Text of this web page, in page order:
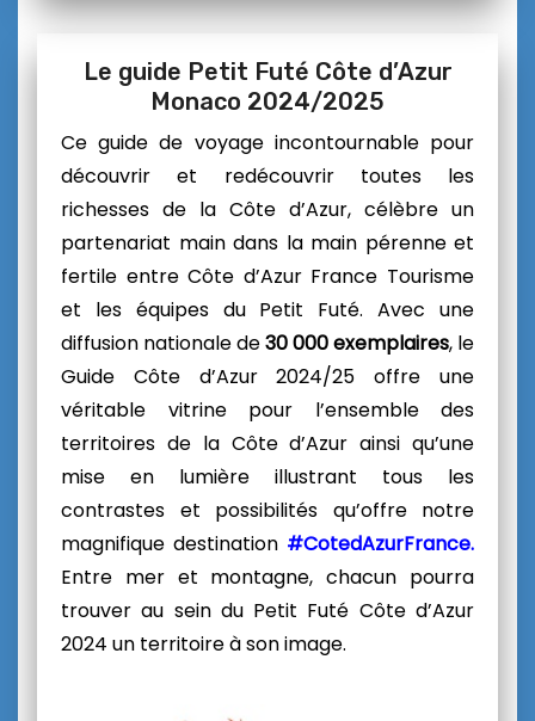
Le guide Petit Futé Côte d’Azur
Monaco 2024/2025
Ce guide de voyage incontournable pour
découvrir et redécouvrir toutes les
richesses de la Côte d’Azur, célèbre un
partenariat main dans la main pérenne et
fertile entre Côte d’Azur France Tourisme
et les équipes du Petit Futé.Avec une
diffusion nationale de30 000 exemplaires, le
Guide Côte d’Azur 2024/25 offre une
véritable vitrine pour l’ensemble des
territoires de la Côte d’Azur ainsi qu’une
mise en lumière illustrant tous les
contrastes et possibilités qu’offre notre
magnifique destination #CotedAzurFrance.
Entre mer et montagne, chacun pourra
trouver au sein du Petit Futé Côte d’Azur
2024 un territoire à son image.